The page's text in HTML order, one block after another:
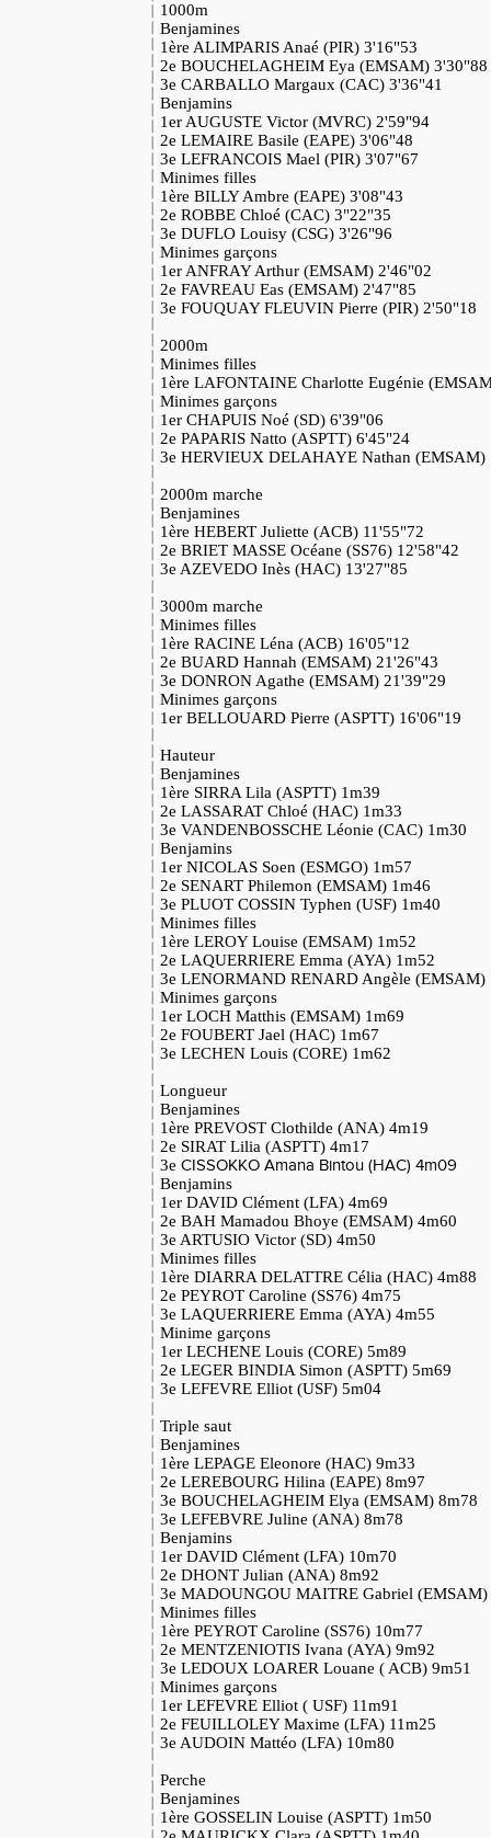
1000m
Benjamines
1ère ALIMPARIS Anaé (PIR) 3'16"53
2e BOUCHELAGHEIM Eya (EMSAM) 3'30"88
3e CARBALLO Margaux (CAC) 3'36"41
Benjamins
1er AUGUSTE Victor (MVRC) 2'59"94
2e LEMAIRE Basile (EAPE) 3'06"48
3e LEFRANCOIS Mael (PIR) 3'07"67
Minimes filles
1ère BILLY Ambre (EAPE) 3'08"43
2e ROBBE Chloé (CAC) 3"22"35
3e DUFLO Louisy (CSG) 3'26"96
Minimes garçons
1er ANFRAY Arthur (EMSAM) 2'46"02
2e FAVREAU Eas (EMSAM) 2'47"85
3e FOUQUAY FLEUVIN Pierre (PIR) 2'50"18
2000m
Minimes filles
1ère LAFONTAINE Charlotte Eugénie
Minimes garçons
1er CHAPUIS Noé (SD) 6'39"06
2e PAPARIS Natto (ASPTT) 6'45"24
3e HERVIEUX DELAHAYE Nathan (EMSAM)
2000m marche
Benjamines
1ère HEBERT Juliette (ACB) 11'55"72
2e BRIET MASSE Océane (SS76) 12'58"42
3e AZEVEDO Inès (HAC) 13'27"85
3000m marche
Minimes filles
1ère RACINE Léna (ACB) 16'05"12
2e BUARD Hannah (EMSAM) 21'26"43
3e DONRON Agathe (EMSAM) 21'39"29
Minimes garçons
1er BELLOUARD Pierre (ASPTT) 16'06"19
Hauteur
Benjamines
1ère SIRRA Lila (ASPTT) 1m39
2e LASSARAT Chloé (HAC) 1m33
3e VANDENBOSSCHE Léonie (CAC) 1m30
Benjamins
1er NICOLAS Soen (ESMGO) 1m57
2e SENART Philemon (EMSAM) 1m46
3e PLUOT COSSIN Typhen (USF) 1m40
Minimes filles
1ère LEROY Louise (EMSAM) 1m52
2e LAQUERRIERE Emma (AYA) 1m52
3e LENORMAND RENARD Angèle (EMSAM)
Minimes garçons
1er LOCH Matthis (EMSAM) 1m69
2e FOUBERT Jael (HAC) 1m67
3e LECHEN Louis (CORE) 1m62
Longueur
Benjamines
1ère PREVOST Clothilde (ANA) 4m19
2e SIRAT Lilia (ASPTT) 4m17
3eCISSOKKO Amana Bintou (HAC) 4m09
Benjamins
1er DAVID Clément (LFA) 4m69
2e BAH Mamadou Bhoye (EMSAM) 4m60
3e ARTUSIO Victor (SD) 4m50
Minimes filles
1ère DIARRA DELATTRE Célia (HAC) 4m88
2e PEYROT Caroline (SS76) 4m75
3e LAQUERRIERE Emma (AYA) 4m55
Minime garçons
1er LECHENE Louis (CORE) 5m89
2e LEGER BINDIA Simon (ASPTT) 5m69
3e LEFEVRE Elliot (USF) 5m04
Triple saut
Benjamines
1ère LEPAGE Eleonore (HAC) 9m33
2e LEREBOURG Hilina (EAPE) 8m97
3e BOUCHELAGHEIM Elya (EMSAM) 8m78
3e LEFEBVRE Juline (ANA) 8m78
Benjamins
1er DAVID Clément (LFA) 10m70
2e DHONT Julian (ANA) 8m92
3e MADOUNGOU MAITRE Gabriel (EMSAM)
Minimes filles
1ère PEYROT Caroline (SS76) 10m77
2e MENTZENIOTIS Ivana (AYA) 9m92
3e LEDOUX LOARER Louane ( ACB) 9m51
Minimes garçons
1er LEFEVRE Elliot ( USF) 11m91
2e FEUILLOLEY Maxime (LFA) 11m25
3e AUDOIN Mattéo (LFA) 10m80
Perche
Benjamines
1ère GOSSELIN Louise (ASPTT) 1m50